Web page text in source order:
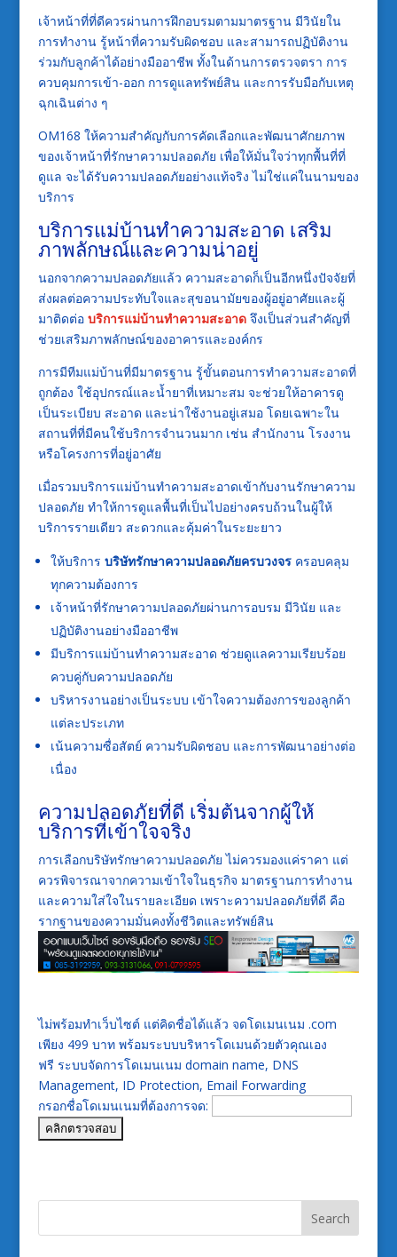
เจ้าหน้าที่ที่ดีควรผ่านการฝึกอบรมตามมาตรฐาน มีวินัยใน
การทำงาน รู้หน้าที่ความรับผิดชอบ และสามารถปฏิบัติงาน
ร่วมกับลูกค้าได้อย่างมืออาชีพ ทั้งในด้านการตรวจตรา การ
ควบคุมการเข้า-ออก การดูแลทรัพย์สิน และการรับมือกับเหตุ
ฉุกเฉินต่าง ๆ
OM168 ให้ความสำคัญกับการคัดเลือกและพัฒนาศักยภาพ
ของเจ้าหน้าที่รักษาความปลอดภัย เพื่อให้มั่นใจว่าทุกพื้นที่ที่
ดูแล จะได้รับความปลอดภัยอย่างแท้จริง ไม่ใช่แค่ในนามของ
บริการ
บริการแม่บ้านทำความสะอาด เสริม
ภาพลักษณ์และความน่าอยู่
นอกจากความปลอดภัยแล้ว ความสะอาดก็เป็นอีกหนึ่งปัจจัยที่
ส่งผลต่อความประทับใจและสุขอนามัยของผู้อยู่อาศัยและผู้
มาติดต่อ บริการแม่บ้านทำความสะอาดจึงเป็นส่วนสำคัญที่
ช่วยเสริมภาพลักษณ์ของอาคารและองค์กร
การมีทีมแม่บ้านที่มีมาตรฐาน รู้ขั้นตอนการทำความสะอาดที่
ถูกต้อง ใช้อุปกรณ์และน้ำยาที่เหมาะสม จะช่วยให้อาคารดู
เป็นระเบียบ สะอาด และน่าใช้งานอยู่เสมอ โดยเฉพาะใน
สถานที่ที่มีคนใช้บริการจำนวนมาก เช่น สำนักงาน โรงงาน
หรือโครงการที่อยู่อาศัย
เมื่อรวมบริการแม่บ้านทำความสะอาดเข้ากับงานรักษาความ
ปลอดภัย ทำให้การดูแลพื้นที่เป็นไปอย่างครบถ้วนในผู้ให้
บริการรายเดียว สะดวกและคุ้มค่าในระยะยาว
ให้บริการ บริษัทรักษาความปลอดภัยครบวงจรครอบคลุม
ทุกความต้องการ
เจ้าหน้าที่รักษาความปลอดภัยผ่านการอบรม มีวินัย และ
ปฏิบัติงานอย่างมืออาชีพ
มีบริการแม่บ้านทำความสะอาด ช่วยดูแลความเรียบร้อย
ควบคู่กับความปลอดภัย
บริหารงานอย่างเป็นระบบ เข้าใจความต้องการของลูกค้า
แต่ละประเภท
เน้นความซื่อสัตย์ ความรับผิดชอบ และการพัฒนาอย่างต่อ
เนื่อง
ความปลอดภัยที่ดี เริ่มต้นจากผู้ให้
บริการที่เข้าใจจริง
การเลือกบริษัทรักษาความปลอดภัย ไม่ควรมองแค่ราคา แต่
ควรพิจารณาจากความเข้าใจในธุรกิจ มาตรฐานการทำงาน
และความใส่ใจในรายละเอียด เพราะความปลอดภัยที่ดี คือ
รากฐานของความมั่นคงทั้งชีวิตและทรัพย์สิน
ไม่พร้อมทำเว็บไซต์ แต่คิดชื่อได้แล้ว จดโดเมนเนม .com
เพียง 499 บาท พร้อมระบบบริหารโดเมนด้วยตัวคุณเอง
ฟรี ระบบจัดการโดเมนเนม domain name, DNS
Management, ID Protection, Email Forwarding
กรอกชื่อโดเมนเนมที่ต้องการจด: